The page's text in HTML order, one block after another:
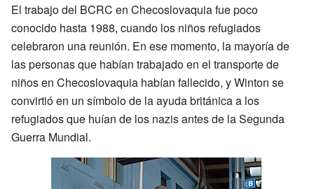
El trabajo del BCRC en Checoslovaquia fue poco
conocido hasta 1988, cuando los niños refugiados
celebraron una reunión. En ese momento, la mayoría de
las personas que habían trabajado en el transporte de
niños en Checoslovaquia habían fallecido, y Winton se
convirtió en un símbolo de la ayuda británica a los
refugiados que huían de los nazis antes de la Segunda
Guerra Mundial.